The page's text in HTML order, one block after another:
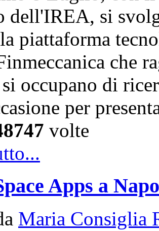
dell'IREA, si
piattaforma
che
occupano di
per
volte
Apps a
Maria Consiglia